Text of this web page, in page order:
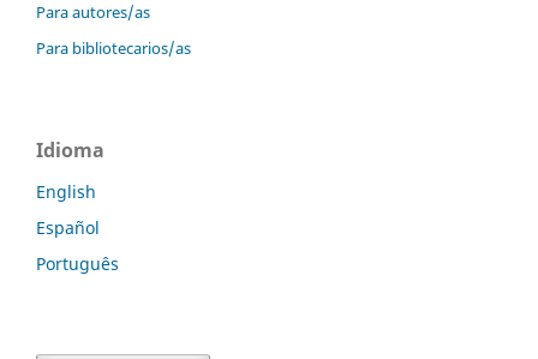
Para autores/as
Para bibliotecarios/as
Idioma
English
Español
Português